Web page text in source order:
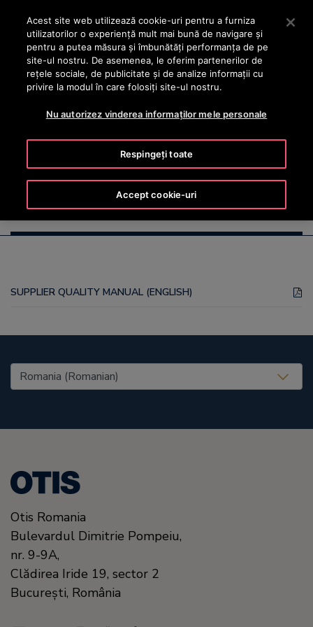
Apăsați Enter pentru a trece la conținutul principal
CAUTA
Supplier Quality Manuals
Supplier Quality Manuals
SUPPLIER QUALITY MANUAL (ENGLISH)
United States (EN)
Otis Romania
Bulevardul Dimitrie Pompeiu,
nr. 9-9A,
Clădirea Iride 19, sector 2
Bucureşti, România
Acest site web utilizează cookie-uri pentru a furniza
utilizatorilor o experienţă mult mai bună de navigare și
pentru a putea măsura și îmbunătăți performanța de pe
site-ul nostru. De asemenea, le oferim partenerilor de
rețele sociale, de publicitate și de analize informații cu
privire la modul în care folosiți site-ul nostru.
Nu autorizez vinderea informaților mele personale
Respingeți toate
Accept cookie-uri